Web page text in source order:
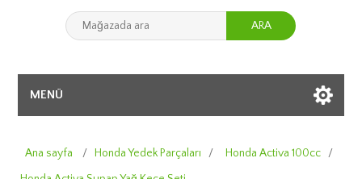
ARA
MENÜ
Ana sayfa / Honda Yedek Parçaları / Honda Activa 100cc
/